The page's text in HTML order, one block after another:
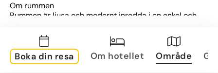
Om rummen
Rummen är ljusa och modernt inredda i en enkel och
havet, trädgården eller staden. Alla rum är utrustade
med luftkonditionering, Wi-Fi, satellit-TV, minibar,
värdeskåp och badrum med dusch eller badkar.
Boka din resa Om hotellet Område